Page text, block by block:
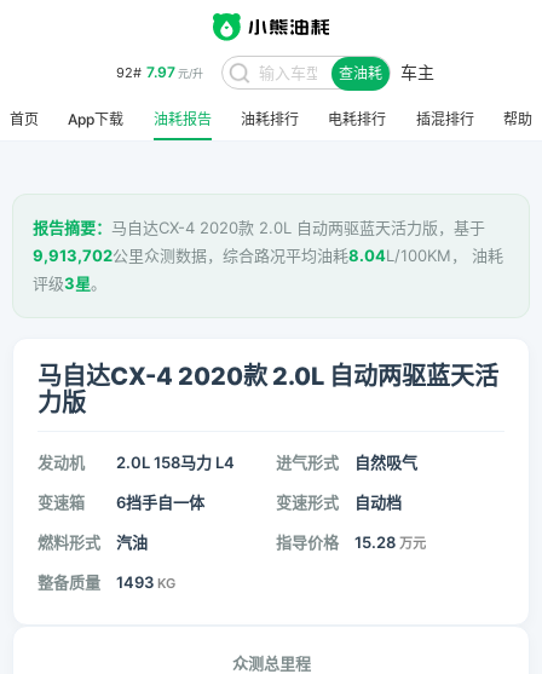
92# 7.97元/升 查油耗 车主
首页 App下载 油耗报告 油耗排行 电耗排行 插混排行 帮助
报告摘要： 马自达CX-4 2020款 2.0L 自动两驱蓝天活力版，基于
9,913,702公里众测数据，综合路况平均油耗8.04L/100KM， 油耗
评级3星。
马自达CX-4 2020款 2.0L 自动两驱蓝天活
力版
发动机 2.0L 158马力 L4 进气形式 自然吸气
变速箱 6挡手自一体 变速形式 自动档
燃料形式 汽油 指导价格 15.28 万元
整备质量 1493 KG
众测总里程